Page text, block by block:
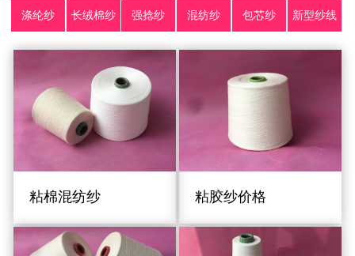
涤纶纱 长绒棉纱 强捻纱 混纺纱 包芯纱 新型纱线
粘棉混纺纱 粘胶纱价格